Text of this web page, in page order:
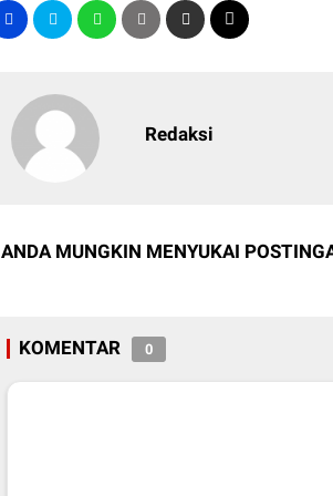
Redaksi
ANDA MUNGKIN MENYUKAI
KOMENTAR 0